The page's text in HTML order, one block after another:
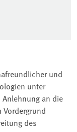
und
unter
an die
Vordergrund
des